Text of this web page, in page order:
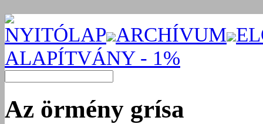
NYITÓLAP ARCHÍVUM
ALAPÍTVÁNY - 1%
Az örmény grísa